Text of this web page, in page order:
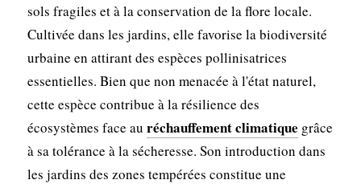
sols fragiles et à la conservation de la flore locale.
Cultivée dans les jardins, elle favorise la biodiversité
urbaine en attirant des espèces pollinisatrices
essentielles. Bien que non menacée à l'état naturel,
cette espèce contribue à la résilience des
écosystèmes face au réchauffement climatique grâce
à sa tolérance à la sécheresse. Son introduction dans
les jardins des zones tempérées constitue une